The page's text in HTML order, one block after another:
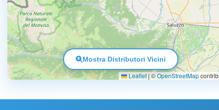
Leaflet | ©OpenStreetMap
Mostra Distributori Vicini